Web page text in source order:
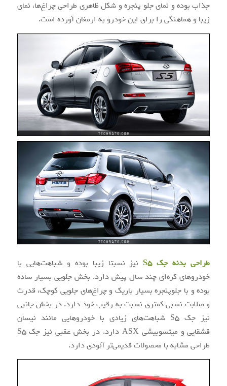
جذاب بوده و نمای جلو پنجره و شکل ظاهری طراحی چراغ‌ها، نمای
زیبا و هماهنگی را برای این خودرو به ارمغان آورده است.
طراحی بدنه جک S5
نیز نسبتا زیبا بوده و شباهت‌هایی با
خودروهای کره‌ای چند سال پیش دارد. بخش جلویی بسیار ساده
بوده و با جلوپنجره بسیار باریک و چراغ‌های جلویی کوچک، قدرت
و صلابت نسبی کمتری نسبت به رقیب خود دارد. در بخش جانبی
نیز جک S5 شباهت‌های زیادی با خودروهایی مانند نیسان
قشقایی و میتسوبیشی ASX دارد. در بخش عقبی نیز جک S5
طراحی مشابه با محصولات قدیمی‌تر آئودی دارد.